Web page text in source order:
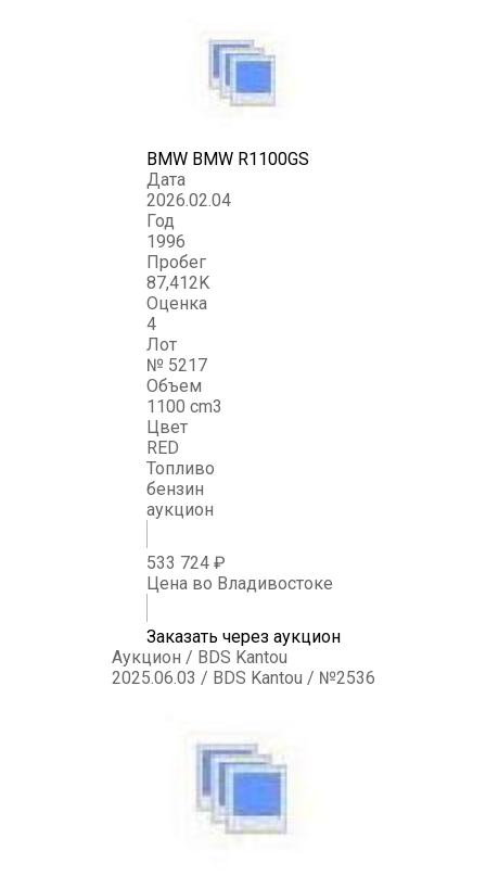
BMW BMW R1100GS
Дата
2026.02.04
Год
1996
Пробег
87,412K
Оценка
4
Лот
№ 5217
Объем
1100 cm3
Цвет
RED
Топливо
бензин
аукцион
533 724 ₽
Цена во Владивостоке
Заказать через аукцион
Аукцион / BDS Kantou
2025.06.03 / BDS Kantou / №2536